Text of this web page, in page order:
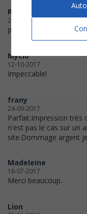
Raydel
25-11-2017
parfait super merci
Myclo
12-10-2017
Impeccable!
frany
24-09-2017
Parfait.Impression très
n'est pas le cas sur un
site.Dommage argent
Madeleine
18-07-2017
Merci beaucoup.
Lion